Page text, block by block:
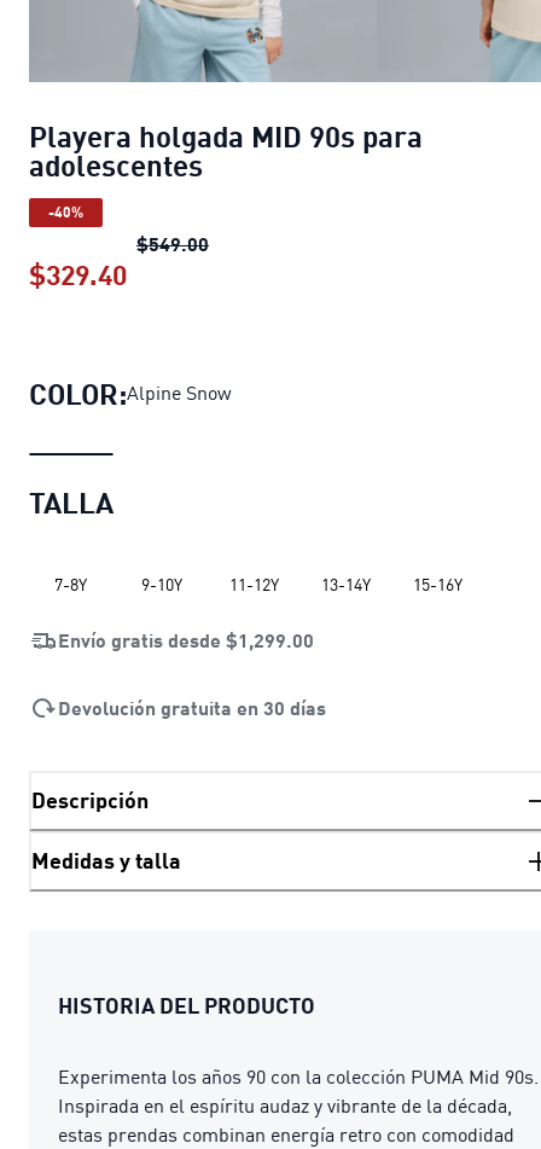
Playera holgada MID 90s para
adolescentes
-40%
$549.00Playera holgada MID 90s para
$329.40
COLOR:Alpine Snow
TALLA
7-8Y 9-10Y 11-12Y 13-14Y 15-16Y
Envío gratis desde $1,299.00
Devolución gratuita en 30 días
Descripción
Medidas y talla
HISTORIA DEL PRODUCTO
Experimenta los años 90 con la colección PUMA Mid 90s.
Inspirada en el espíritu audaz y vibrante de la década,
estas prendas combinan energía retro con comodidad